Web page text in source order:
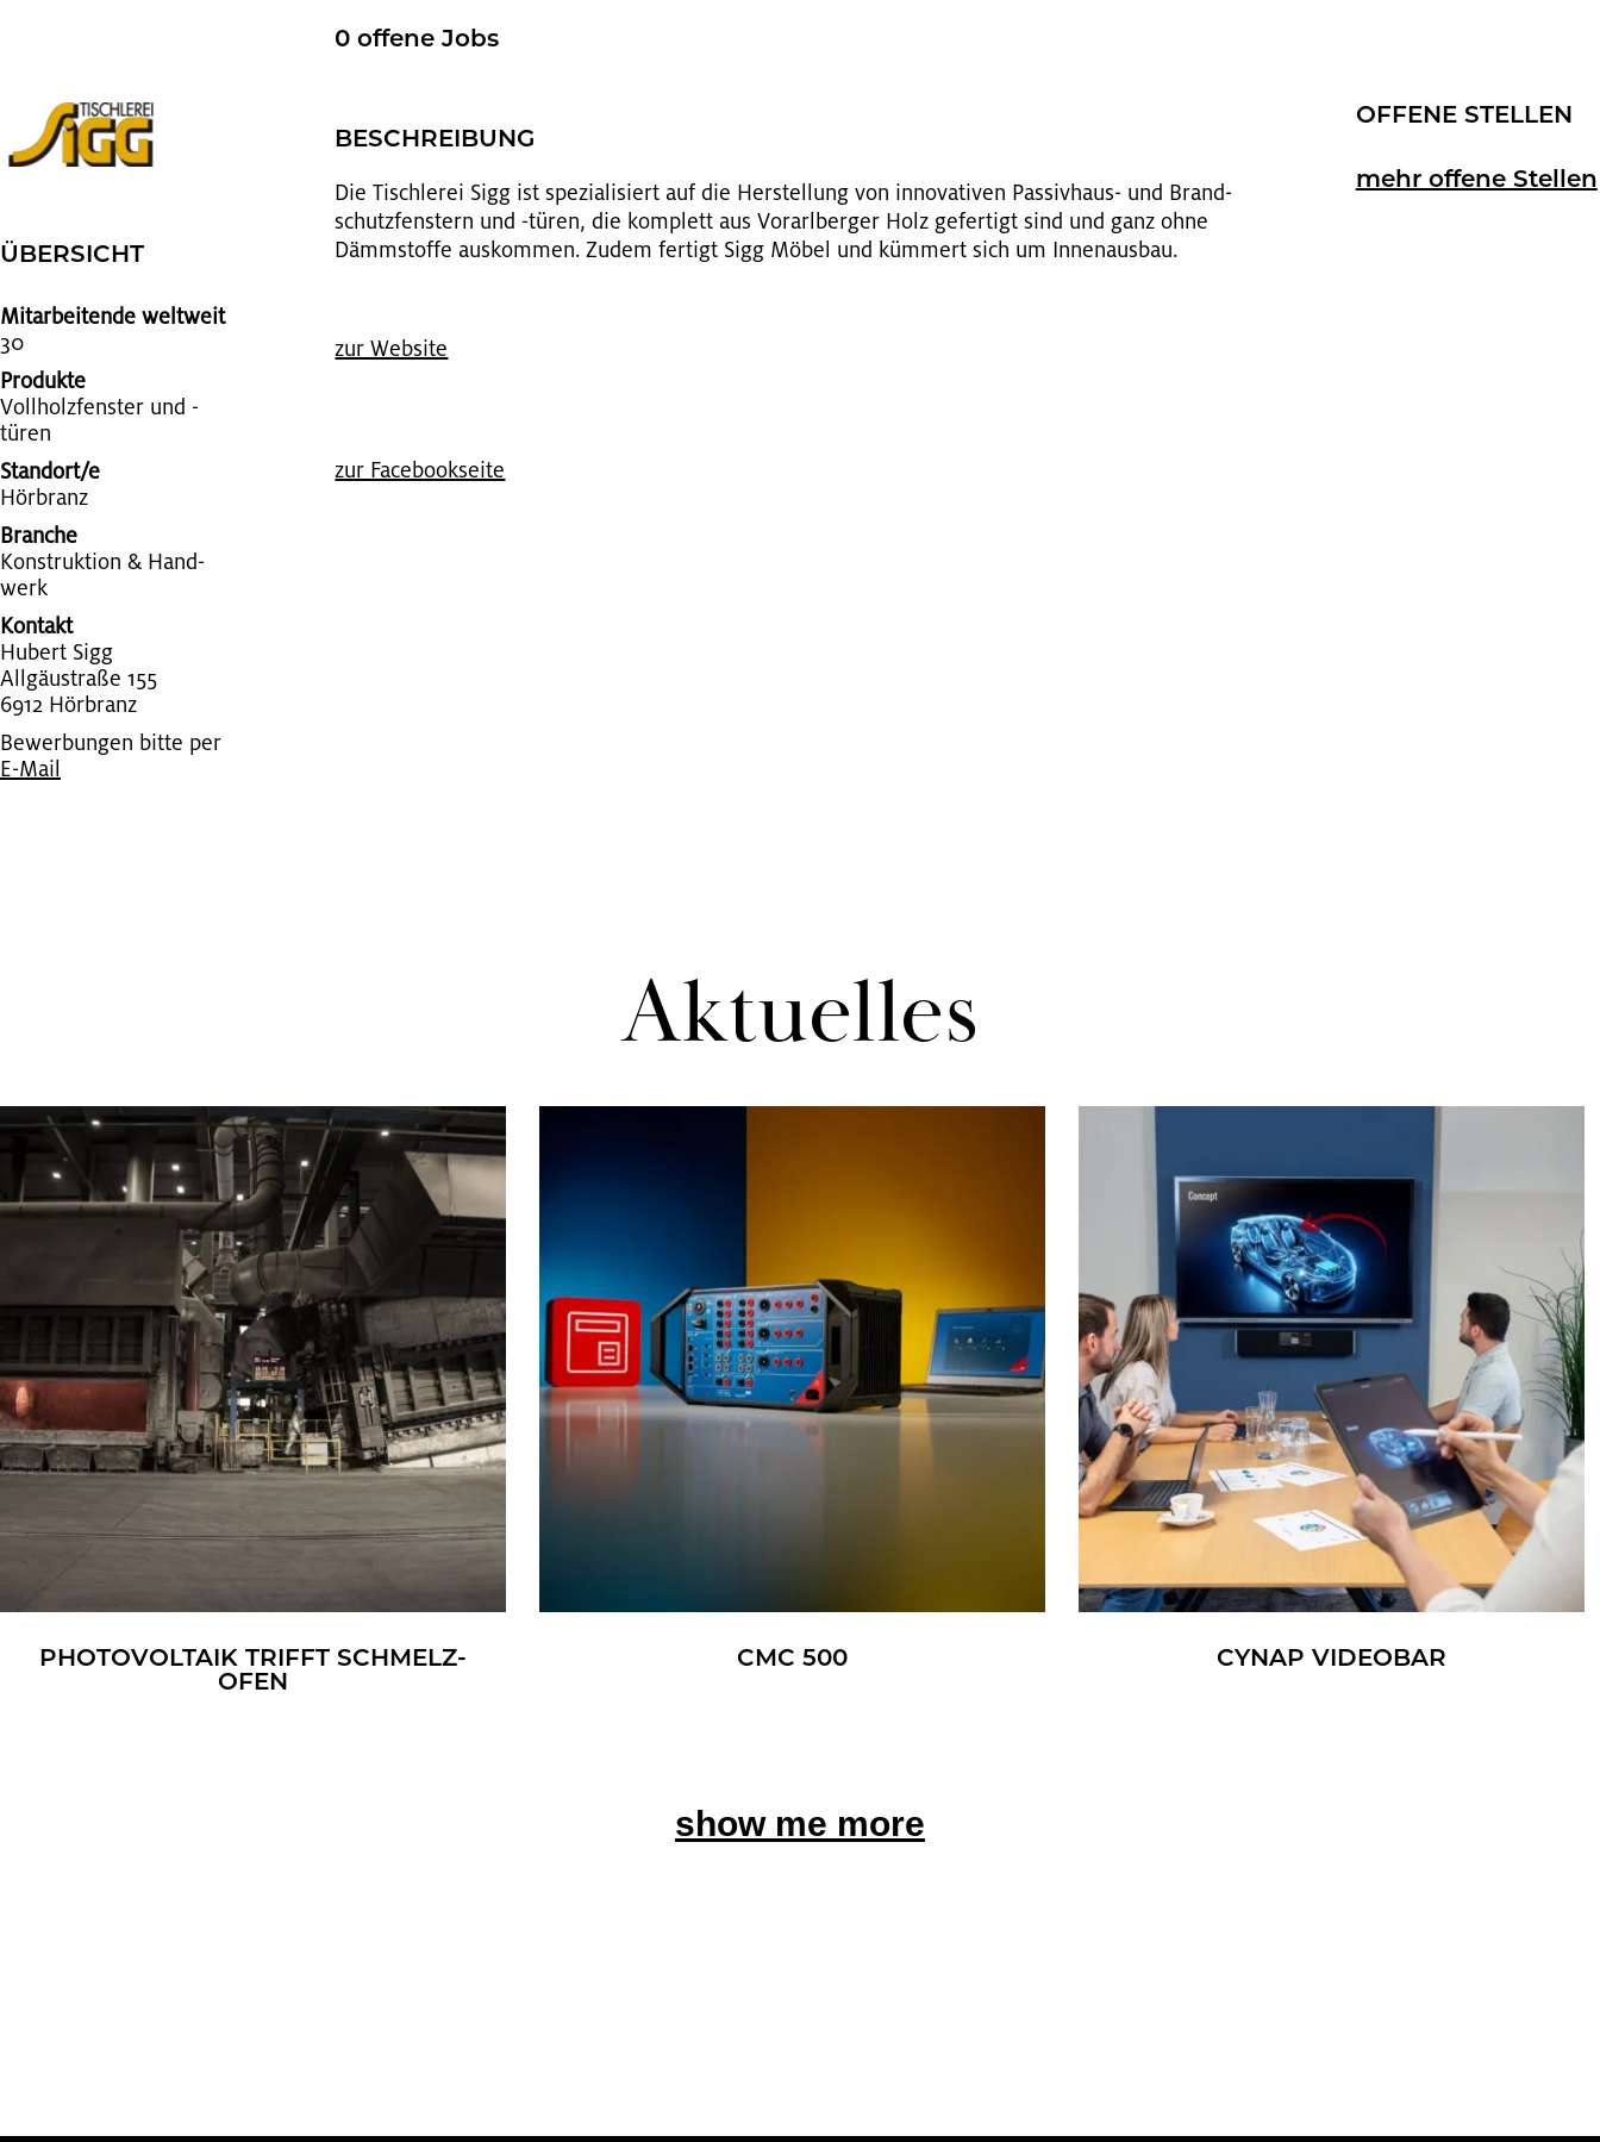
0 of­fe­ne Jobs
BE­SCHREI­BUNG
Die Tisch­le­rei Sigg ist spe­zia­li­siert auf die Her­stel­lung von in­no­va­ti­ven Pas­siv­haus- und Brand­
schutz­fens­tern und -türen, die kom­plett aus Vor­arl­ber­ger Holz ge­fer­tigt sind und ganz ohne
Dämm­stof­fe aus­kom­men. Zudem fer­tigt Sigg Möbel und küm­mert sich um In­nen­aus­bau.
zur Web­site
zur Face­book­sei­te
ÜBER­SICHT
Mitarbeitende weltweit
30
Produkte
Voll­holz­fens­ter und -
türen
Standort/e
Hör­branz
Branche
Kon­struk­ti­on & Hand­
werk
Kontakt
Hu­bert Sigg
All­gäu­stra­ße 155
6912 Hör­branz
Bewerbungen bitte per
E-Mail
OF­FE­NE STEL­LEN
mehr of­fe­ne Stel­len
Ak­tu­el­les
PHO­TO­VOL­TA­IK TRIFFT SCHMELZ­
OFEN
CMC 500 CYNAP VI­DEO­BAR
show me more